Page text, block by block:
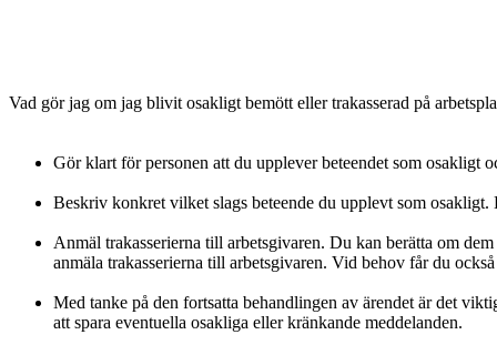
Vad gör jag om jag blivit osakligt bemött eller trakasserad på
Gör klart för personen att du upplever beteendet som osakligt
Beskriv konkret vilket slags beteende du upplevt som osakligt.
Anmäl trakasserierna till arbetsgivaren. Du kan berätta om
anmäla trakasserierna till arbetsgivaren. Vid behov får du
Med tanke på den fortsatta behandlingen av ärendet är det
att spara eventuella osakliga eller kränkande meddelanden.